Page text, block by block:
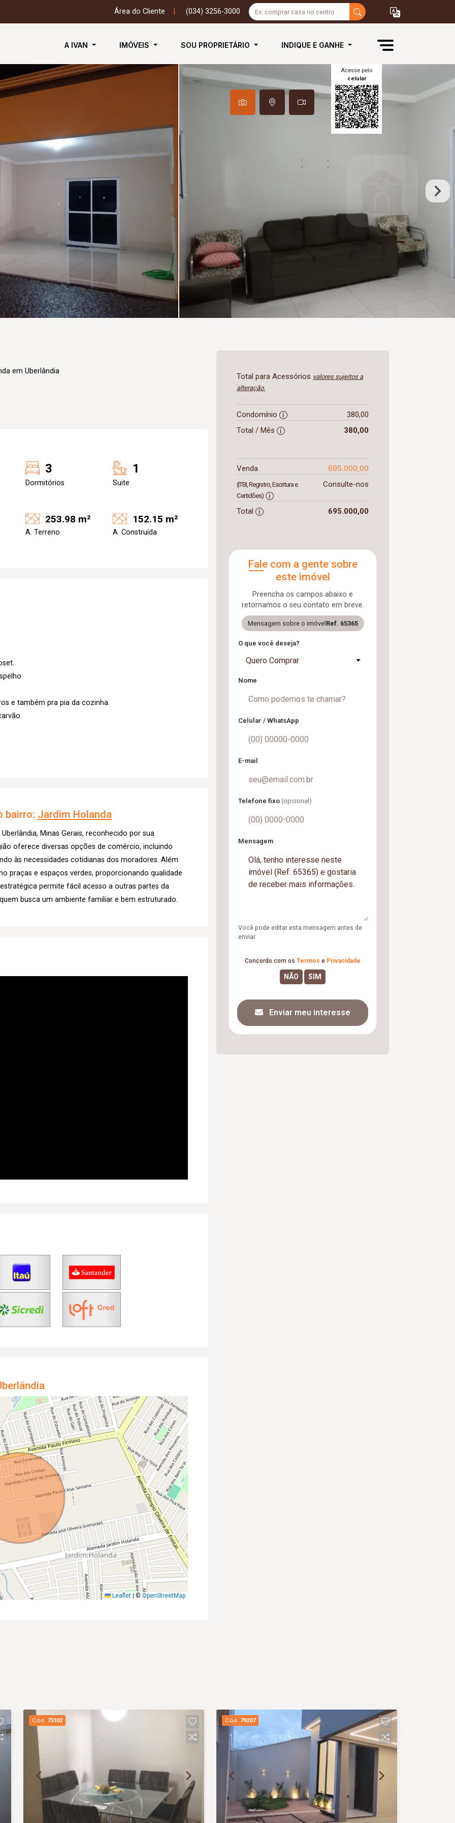
Área do Cliente (034) 3256-3000
A IVAN IMÓVEIS SOU PROPRIETÁRIO INDIQUE E GANHE
Acesse pelo
celular
em Uberlândia
3
Dormitórios
1
Suite
253.98 m²
A. Terreno
152.15 m²
A. Construída
e também pra pia da cozinha.
bairro: Jardim Holanda
Minas Gerais, reconhecido por sua
oferece diversas opções de comércio, incluindo
às necessidades cotidianas dos moradores. Além
praças e espaços verdes, proporcionando qualidade
permite fácil acesso a outras partes da
busca um ambiente familiar e bem estruturado.
Leaflet © OpenStreetMap
Total para Acessórios valores sujeitos a
alteração.
Condomínio
380,00
Total / Mês
380,00
Venda 695.000,00
(ITBI, Registro, Escritura e
Certidões)
Consulte-nos
Total 695.000,00
Fale com a gente sobre
este imóvel
Preencha os campos abaixo e
retornamos o seu contato em breve.
Mensagem sobre o imóvel Ref. 65365
O que você deseja?
Quero Comprar
Nome
Celular / WhatsApp
E-mail
Telefone fixo (opcional)
Mensagem
Você pode editar esta mensagem antes de
enviar.
Concordo com os Termos e Privacidade
Enviar meu interesse
Cód. 73302 Cód. 79207